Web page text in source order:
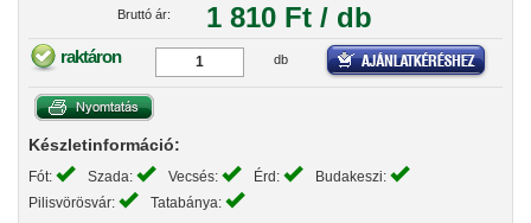
Bruttó ár: 1 810 Ft / db
raktáron db
Készletinformáció:
Fót: Szada: Vecsés: Érd:
Budakeszi:
Pilisvörösvár:
Tatabánya: